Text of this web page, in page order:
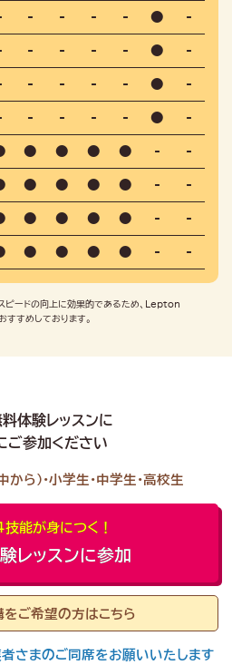
- - - - ● -
- - - - ● -
- - - - ● -
- - - - ● -
● ● ● ● - -
● ● ● ● - -
● ● ● ● - -
● ● ● ● - -
ピードの向上に効果的であるため、Lepton
すめしております。
体験レッスンに
ご参加ください
から）・小学生・中学生・高校生
技能が身につく！
レッスンに参加
ご希望の方はこちら
さまのご同席をお願いいたします